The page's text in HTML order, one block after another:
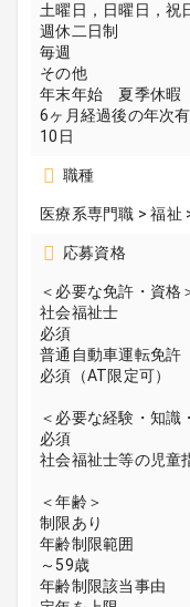
土曜日，日曜日，祝
週休二日制
毎週
その他
年末年始 夏季休暇
6ヶ月経過後の年次
10日
職種
医療系専門職 > 福祉
応募資格
＜必要な免許・資格
社会福祉士
必須
普通自動車運転免許
必須（AT限定可）
＜必要な経験・知識
必須
社会福祉士等の児童
＜年齢＞
制限あり
年齢制限範囲
～59歳
年齢制限該当事由